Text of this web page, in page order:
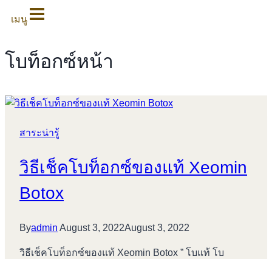
เมนู
โบท็อกซ์หน้า
สาระน่ารู้
วิธีเช็คโบท็อกซ์ของแท้ Xeomin
Botox
Byadmin August 3, 2022August 3, 2022
วิธีเช็คโบท็อกซ์ของแท้ Xeomin Botox ” โบแท้ โบ